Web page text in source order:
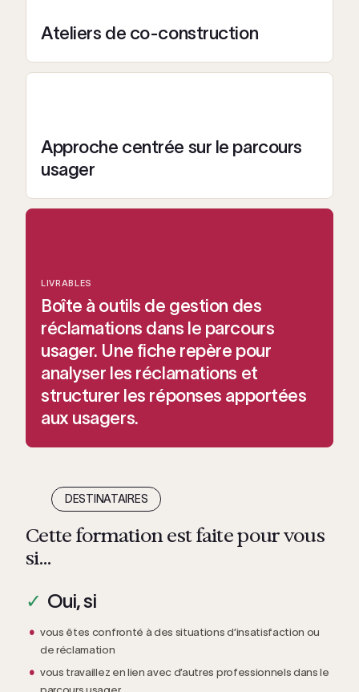
Ateliers de co-construction
Approche centrée sur le parcours
usager
LIVRABLES
Boîte à outils de gestion des
réclamations dans le parcours
usager. Une fiche repère pour
analyser les réclamations et
structurer les réponses apportées
aux usagers.
DESTINATAIRES
Cette formation est faite pour vous
si…
Oui, si
vous êtes confronté à des situations d’insatisfaction ou
de réclamation
vous travaillez en lien avec d’autres professionnels dans le